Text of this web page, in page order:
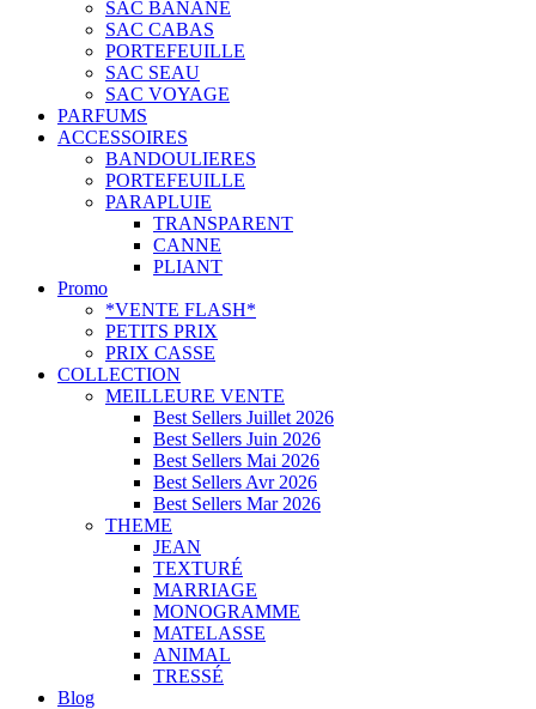
SAC BANANE
SAC CABAS
PORTEFEUILLE
SAC SEAU
SAC VOYAGE
PARFUMS
ACCESSOIRES
BANDOULIERES
PORTEFEUILLE
PARAPLUIE
TRANSPARENT
CANNE
PLIANT
Promo
*VENTE FLASH*
PETITS PRIX
PRIX CASSE
COLLECTION
MEILLEURE VENTE
Best Sellers Juillet 2026
Best Sellers Juin 2026
Best Sellers Mai 2026
Best Sellers Avr 2026
Best Sellers Mar 2026
THEME
JEAN
TEXTURÉ
MARRIAGE
MONOGRAMME
MATELASSE
ANIMAL
TRESSÉ
Blog